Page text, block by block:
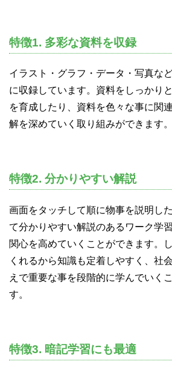
特徴1. 多彩な資料を収録
イラスト・グラフ・データ・写真な
に収録しています。資料をしっかり
を育成したり、資料を色々な事に関
解を深めていく取り組みができます。
特徴2. 分かりやすい解説
画面をタッチして順に物事を説明し
て分かりやすい解説のあるワーク学
関心を高めていくことができます。
くれるから知識も定着しやすく、社
えで重要な事を段階的に学んでいく
す。
特徴3. 暗記学習にも最適